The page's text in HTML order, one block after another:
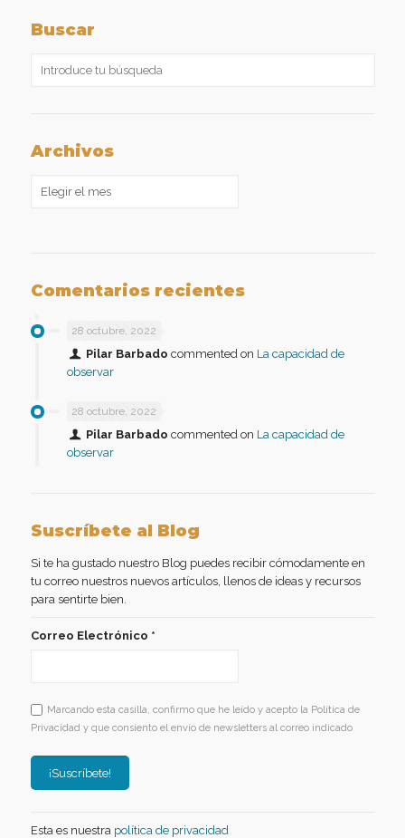
Buscar
Archivos
Comentarios recientes
28 octubre, 2022
Pilar Barbado commented on La capacidad de
observar
28 octubre, 2022
Pilar Barbado commented on La capacidad de
observar
Suscríbete al Blog
Si te ha gustado nuestro Blog puedes recibir cómodamente en
tu correo nuestros nuevos artículos, llenos de ideas y recursos
para sentirte bien.
Correo Electrónico *
Marcando esta casilla, confirmo que he leído y acepto la Política de
Privacidad y que consiento el envío de newsletters al correo indicado
Esta es nuestra política de privacidad